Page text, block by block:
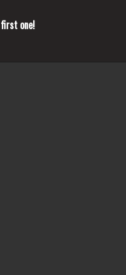
one!